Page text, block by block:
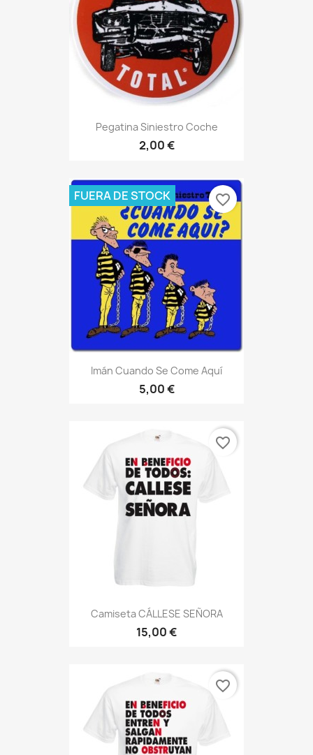
Pegatina Siniestro Coche
2,00 €
Imán Cuando Se Come Aquí
5,00 €
FUERA DE STOCK favorite_border
Camiseta CÁLLESE SEÑORA
15,00 €
favorite_border
favorite_border